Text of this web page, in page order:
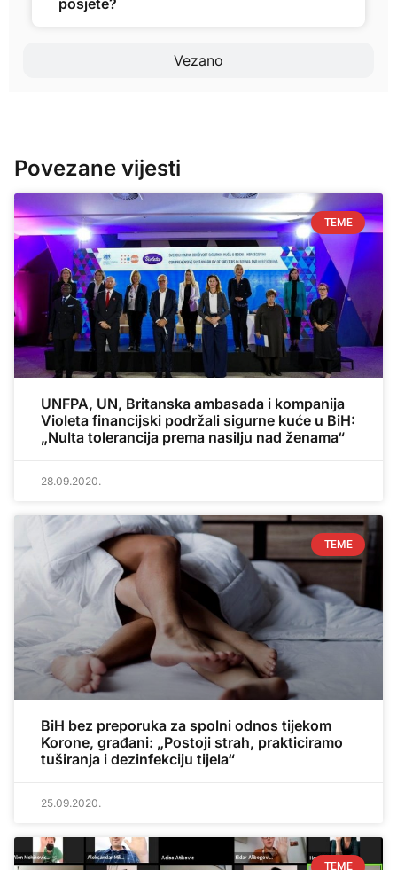
Vezano
Povezane vijesti
TEME
UNFPA, UN, Britanska ambasada i kompanija
Violeta financijski podržali sigurne kuće u BiH:
„Nulta tolerancija prema nasilju nad ženama“
28.09.2020.
TEME
BiH bez preporuka za spolni odnos tijekom
Korone, građani: „Postoji strah, prakticiramo
tuširanja i dezinfekciju tijela“
25.09.2020.
TEME